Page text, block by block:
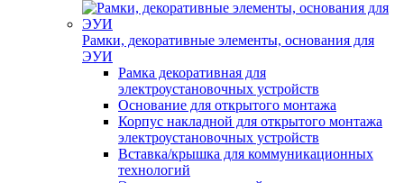
Рамки, декоративные элементы, основания для
ЭУИ
Рамка декоративная для
электроустановочных устройств
Основание для открытого монтажа
Корпус накладной для открытого монтажа
электроустановочных устройств
Вставка/крышка для коммуникационных
технологий